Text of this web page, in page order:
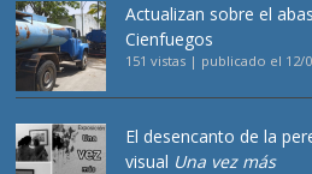
Actualizan sobre el
Cienfuegos
151 vistas | publicado el 12/
El desencanto de la
visual Una vez más